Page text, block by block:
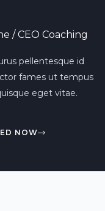
/ CEO Coaching
pellentesque id
fames ut tempus
eget vitae.
NOW